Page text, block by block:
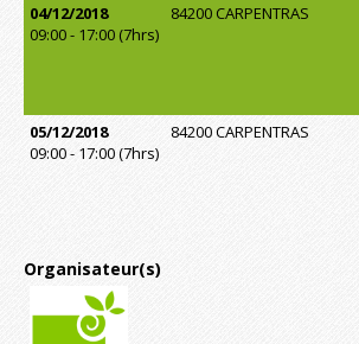
04/12/2018
09:00 - 17:00 (7hrs)
84200 CARPENTRAS
05/12/2018
09:00 - 17:00 (7hrs)
84200 CARPENTRAS
Organisateur(s)